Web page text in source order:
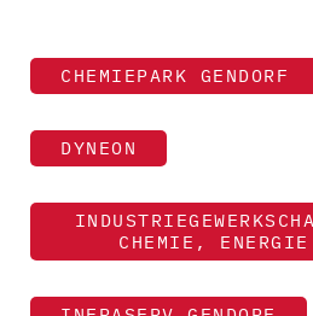
CHEMIEPARK GENDORF
DYNEON
CHEMIE,